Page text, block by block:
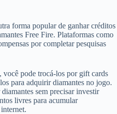
forma popular de ganhar créditos
Free Fire. Plataformas como
por completar pesquisas
pode trocá-los por gift cards
para adquirir diamantes no jogo.
sem precisar investir
livres para acumular